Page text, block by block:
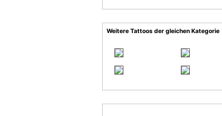
Weitere Tattoos der gleichen Kategorie